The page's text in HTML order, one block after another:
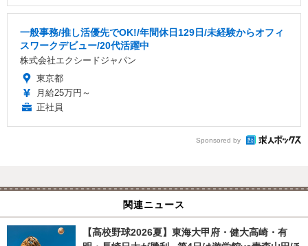
一般事務/推し活優先でOK!/年間休日129日/未経験からオフィ
スワークデビュー/20代活躍中
株式会社エクシードジャパン
東京都
月給25万円～
正社員
Sponsored by
関連ニュース
【高校野球2026夏】東海大甲府・健大高崎・有